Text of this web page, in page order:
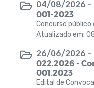
04/08/2026 -
001-2023
Concurso
Atualizado em:
26/06/2026 -
022.2026 -
001.2023
Edital de